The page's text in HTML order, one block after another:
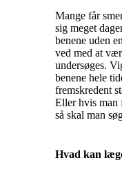
Mange får
sig meget
benene uden
ved med at
undersøges.
benene hele
fremskredent
Eller hvis man
så skal man
Hvad kan